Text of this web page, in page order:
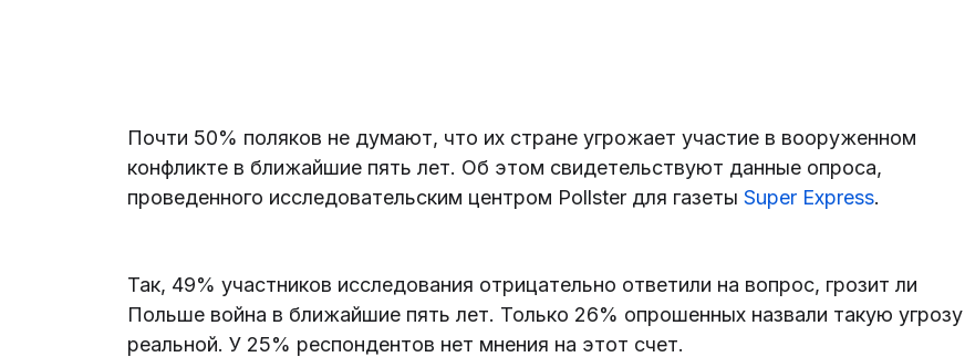
Почти 50% поляков не думают, что их стране угрожает участие в вооруженном
конфликте в ближайшие пять лет. Об этом свидетельствуют данные опроса,
проведенного исследовательским центром Pollster для газетыSuper Express.
Так, 49% участников исследования отрицательно ответили на вопрос, грозит ли
Польше война в ближайшие пять лет. Только 26% опрошенных назвали такую угрозу
реальной. У 25% респондентов нет мнения на этот счет.